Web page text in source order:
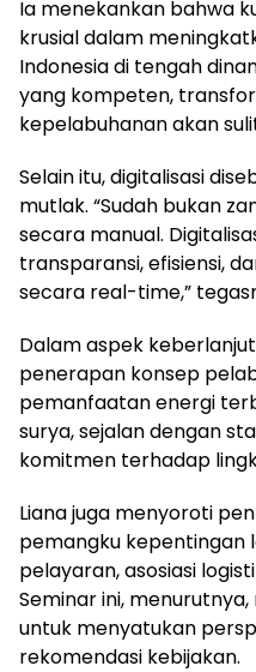
Ia menekankan bahwa
krusial dalam
Indonesia di tengah
yang kompeten,
kepelabuhanan akan
Selain itu, digitalisasi
mutlak. “Sudah bukan
secara manual.
transparansi, efisiensi,
secara real-time,”
Dalam aspek
penerapan konsep
pemanfaatan energi
surya, sejalan dengan
komitmen terhadap
Liana juga menyoroti
pemangku kepentingan
pelayaran, asosiasi
Seminar ini,
untuk menyatukan
rekomendasi kebijakan.